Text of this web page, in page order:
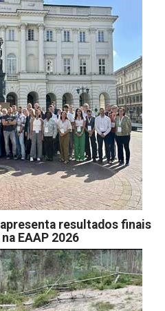
resultados finais
EAAP 2026